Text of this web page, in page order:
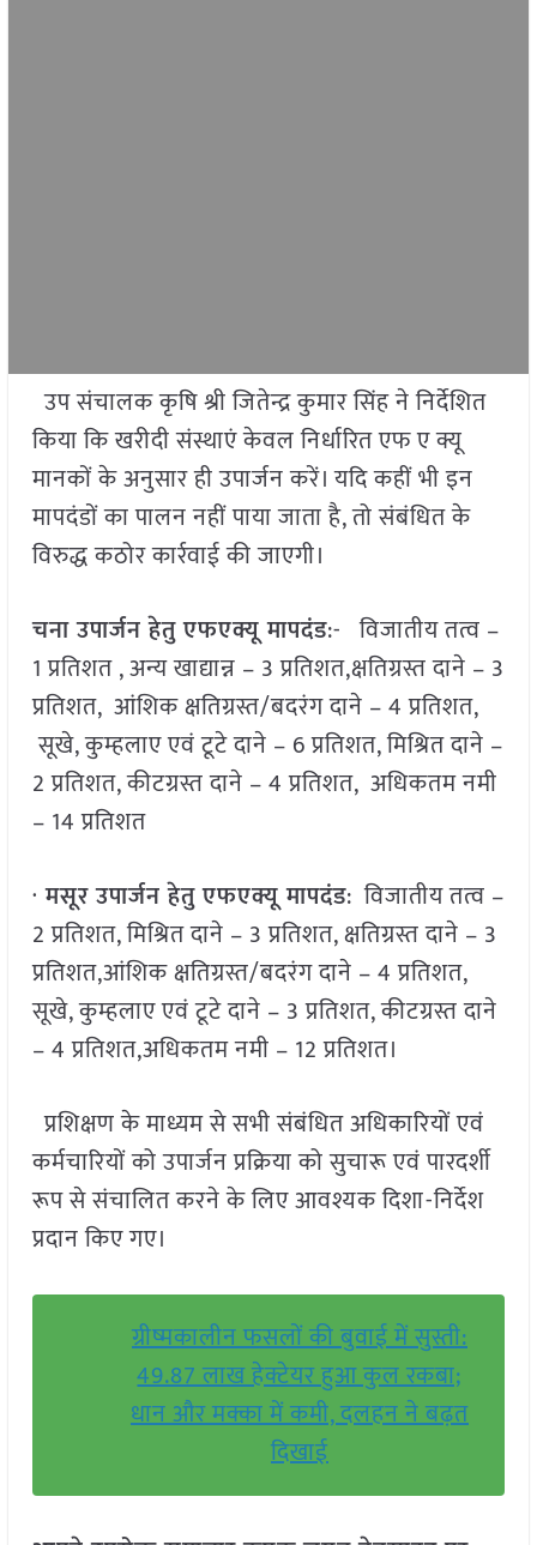
उप संचालक कृषि श्री जितेन्द्र कुमार सिंह ने निर्देशित
किया कि खरीदी संस्थाएं केवल निर्धारित एफ ए क्यू
मानकों के अनुसार ही उपार्जन करें। यदि कहीं भी इन
मापदंडों का पालन नहीं पाया जाता है, तो संबंधित के
विरुद्ध कठोर कार्रवाई की जाएगी।
चना उपार्जन हेतु एफएक्यू मापदंड:- विजातीय तत्व –
1 प्रतिशत , अन्य खाद्यान्न – 3 प्रतिशत,क्षतिग्रस्त दाने – 3
प्रतिशत, आंशिक क्षतिग्रस्त/बदरंग दाने – 4 प्रतिशत,
सूखे, कुम्हलाए एवं टूटे दाने – 6 प्रतिशत, मिश्रित दाने –
2 प्रतिशत, कीटग्रस्त दाने – 4 प्रतिशत, अधिकतम नमी
– 14 प्रतिशत
· मसूर उपार्जन हेतु एफएक्यू मापदंड: विजातीय तत्व –
2 प्रतिशत, मिश्रित दाने – 3 प्रतिशत, क्षतिग्रस्त दाने – 3
प्रतिशत,आंशिक क्षतिग्रस्त/बदरंग दाने – 4 प्रतिशत,
सूखे, कुम्हलाए एवं टूटे दाने – 3 प्रतिशत, कीटग्रस्त दाने
– 4 प्रतिशत,अधिकतम नमी – 12 प्रतिशत।
प्रशिक्षण के माध्यम से सभी संबंधित अधिकारियों एवं
कर्मचारियों को उपार्जन प्रक्रिया को सुचारू एवं पारदर्शी
रूप से संचालित करने के लिए आवश्यक दिशा-निर्देश
प्रदान किए गए।
ग्रीष्मकालीन फसलों की बुवाई में सुस्ती:
49.87 लाख हेक्टेयर हुआ कुल रकबा;
धान और मक्का में कमी, दलहन ने बढ़त
दिखाई